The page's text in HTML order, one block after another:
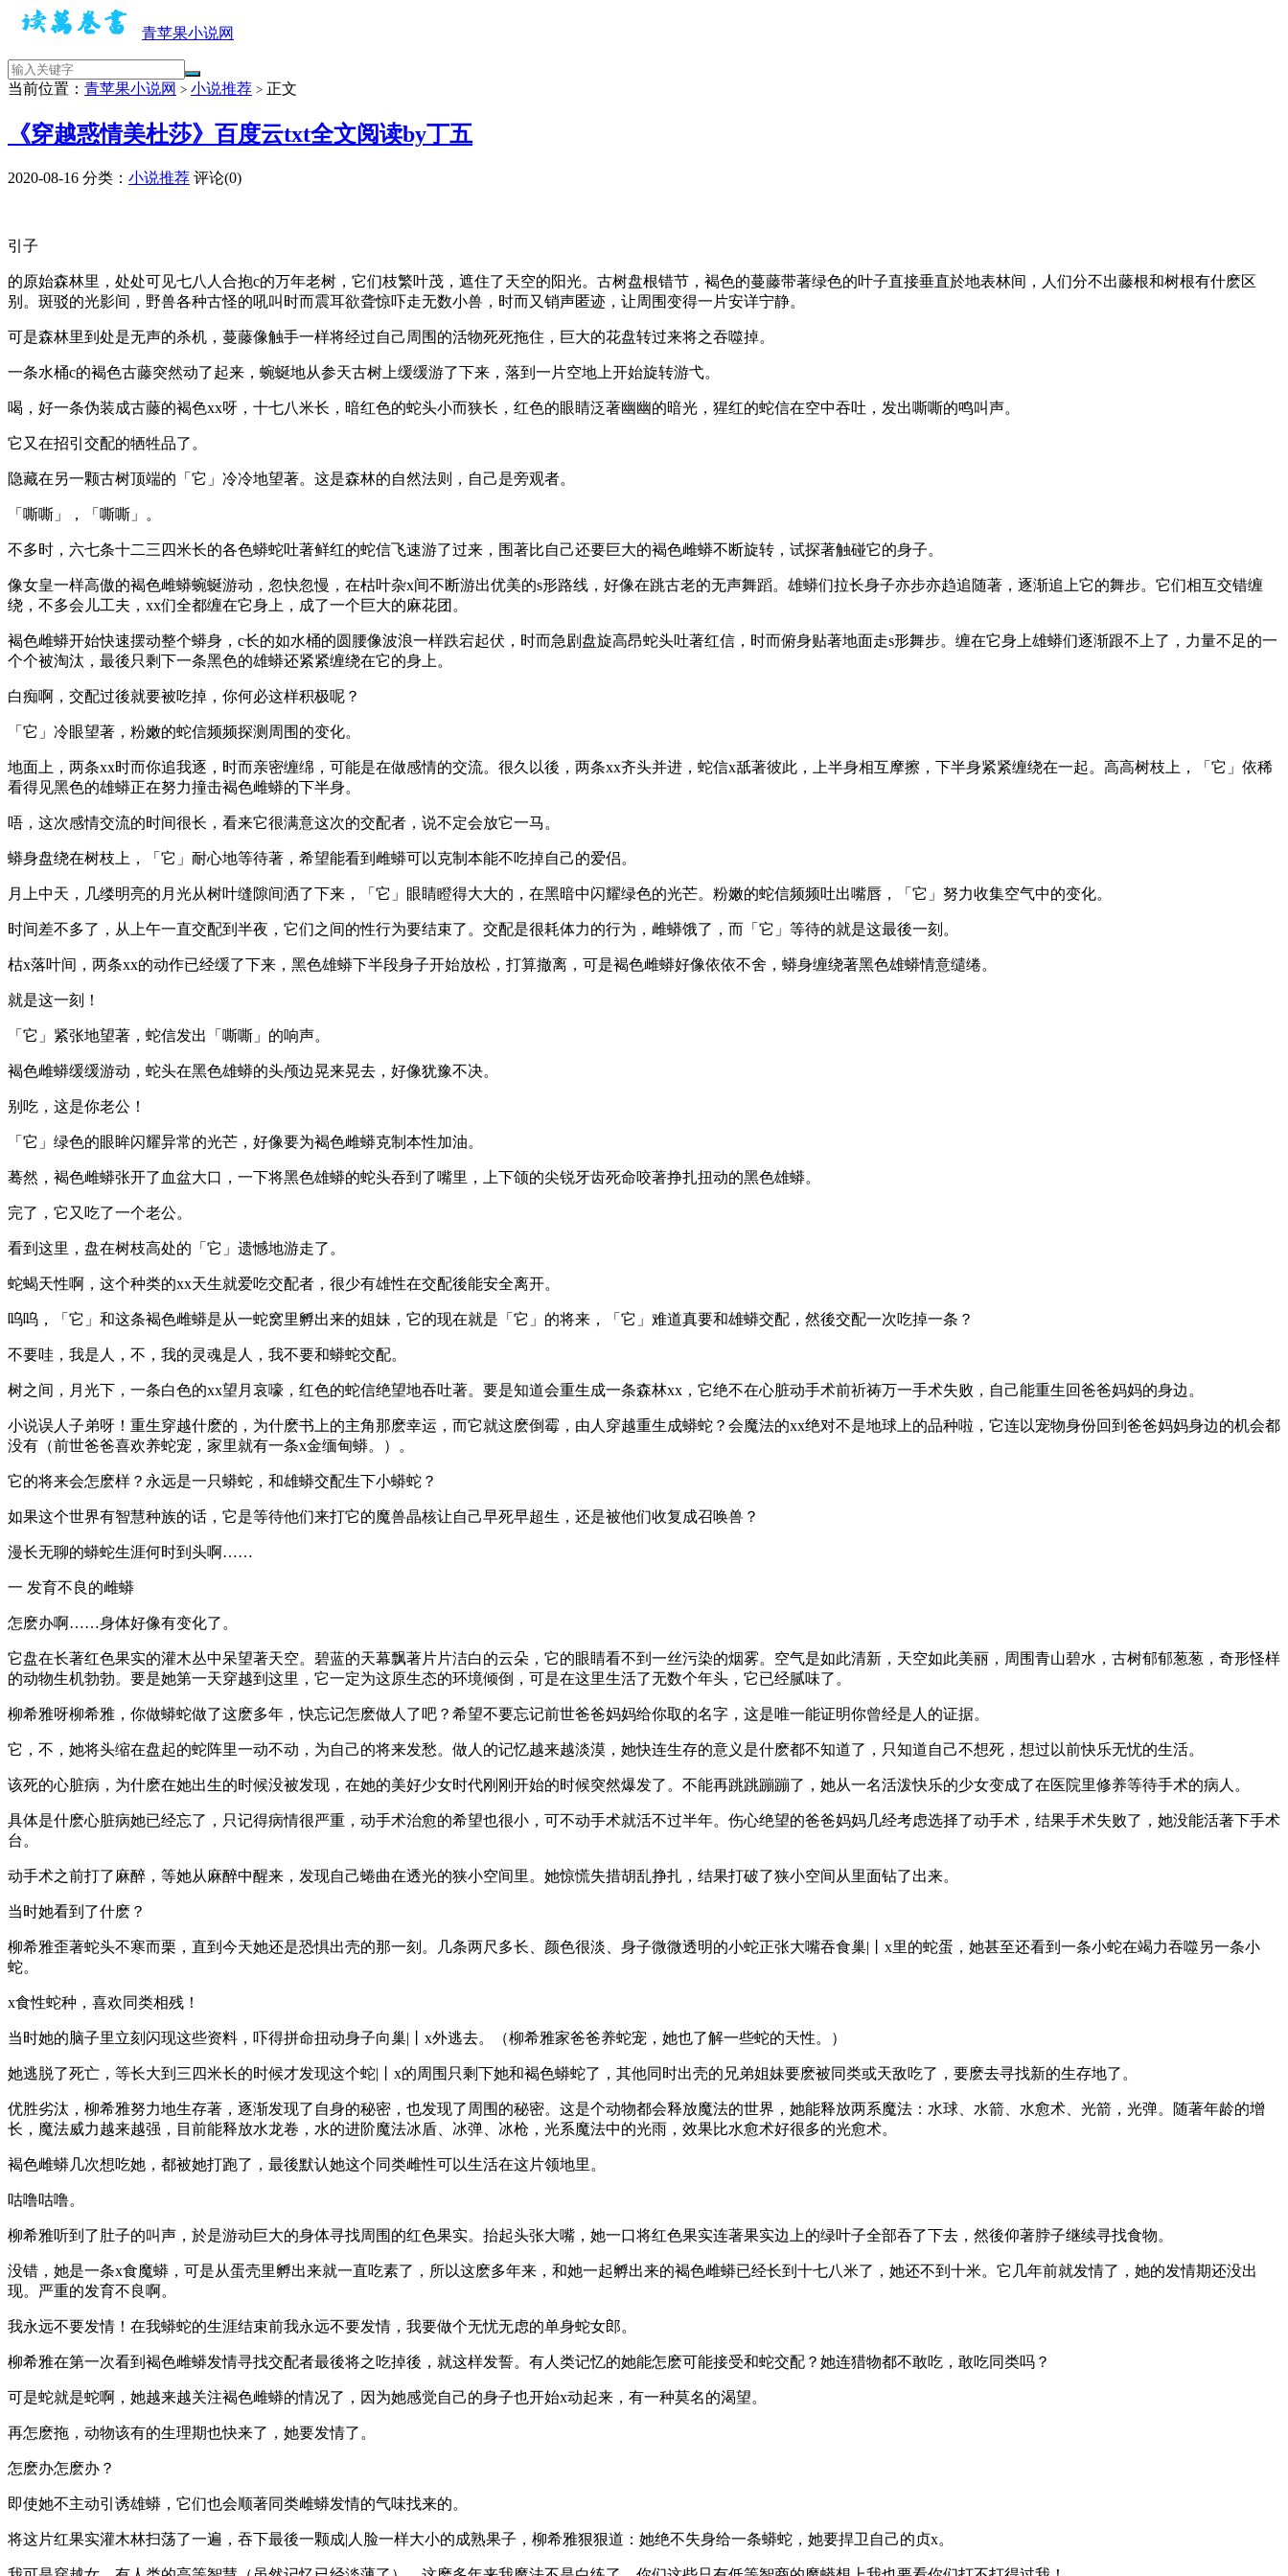
青苹果小说网
当前位置： 青苹果小说网 > 小说推荐 > 正文
《穿越惑情美杜莎》百度云txt全文阅读by丁五
2020-08-16 分类： 小说推荐 评论(0)
引子
的原始森林里，处处可见七八人合抱c的万年老树，它们枝繁叶茂，遮住了天空的阳光。古树盘根错节，褐色的蔓藤带著绿色的叶子直接垂直於地表林间，人们分不出藤根和树根有什麽区
别。斑驳的光影间，野兽各种古怪的吼叫时而震耳欲聋惊吓走无数小兽，时而又销声匿迹，让周围变得一片安详宁静。
可是森林里到处是无声的杀机，蔓藤像触手一样将经过自己周围的活物死死拖住，巨大的花盘转过来将之吞噬掉。
一条水桶c的褐色古藤突然动了起来，蜿蜒地从参天古树上缓缓游了下来，落到一片空地上开始旋转游弋。
喝，好一条伪装成古藤的褐色xx呀，十七八米长，暗红色的蛇头小而狭长，红色的眼睛泛著幽幽的暗光，猩红的蛇信在空中吞吐，发出嘶嘶的鸣叫声。
它又在招引交配的牺牲品了。
隐藏在另一颗古树顶端的「它」冷冷地望著。这是森林的自然法则，自己是旁观者。
「嘶嘶」，「嘶嘶」。
不多时，六七条十二三四米长的各色蟒蛇吐著鲜红的蛇信飞速游了过来，围著比自己还要巨大的褐色雌蟒不断旋转，试探著触碰它的身子。
像女皇一样高傲的褐色雌蟒蜿蜒游动，忽快忽慢，在枯叶杂x间不断游出优美的s形路线，好像在跳古老的无声舞蹈。雄蟒们拉长身子亦步亦趋追随著，逐渐追上它的舞步。它们相互交错缠
绕，不多会儿工夫，xx们全都缠在它身上，成了一个巨大的麻花团。
褐色雌蟒开始快速摆动整个蟒身，c长的如水桶的圆腰像波浪一样跌宕起伏，时而急剧盘旋高昂蛇头吐著红信，时而俯身贴著地面走s形舞步。缠在它身上雄蟒们逐渐跟不上了，力量不足的一
个个被淘汰，最後只剩下一条黑色的雄蟒还紧紧缠绕在它的身上。
白痴啊，交配过後就要被吃掉，你何必这样积极呢？
「它」冷眼望著，粉嫩的蛇信频频探测周围的变化。
地面上，两条xx时而你追我逐，时而亲密缠绵，可能是在做感情的交流。很久以後，两条xx齐头并进，蛇信x舐著彼此，上半身相互摩擦，下半身紧紧缠绕在一起。高高树枝上，「它」依稀
看得见黑色的雄蟒正在努力撞击褐色雌蟒的下半身。
唔，这次感情交流的时间很长，看来它很满意这次的交配者，说不定会放它一马。
蟒身盘绕在树枝上，「它」耐心地等待著，希望能看到雌蟒可以克制本能不吃掉自己的爱侣。
月上中天，几缕明亮的月光从树叶缝隙间洒了下来，「它」眼睛瞪得大大的，在黑暗中闪耀绿色的光芒。粉嫩的蛇信频频吐出嘴唇，「它」努力收集空气中的变化。
时间差不多了，从上午一直交配到半夜，它们之间的性行为要结束了。交配是很耗体力的行为，雌蟒饿了，而「它」等待的就是这最後一刻。
枯x落叶间，两条xx的动作已经缓了下来，黑色雄蟒下半段身子开始放松，打算撤离，可是褐色雌蟒好像依依不舍，蟒身缠绕著黑色雄蟒情意缱绻。
就是这一刻！
「它」紧张地望著，蛇信发出「嘶嘶」的响声。
褐色雌蟒缓缓游动，蛇头在黑色雄蟒的头颅边晃来晃去，好像犹豫不决。
别吃，这是你老公！
「它」绿色的眼眸闪耀异常的光芒，好像要为褐色雌蟒克制本性加油。
蓦然，褐色雌蟒张开了血盆大口，一下将黑色雄蟒的蛇头吞到了嘴里，上下颌的尖锐牙齿死命咬著挣扎扭动的黑色雄蟒。
完了，它又吃了一个老公。
看到这里，盘在树枝高处的「它」遗憾地游走了。
蛇蝎天性啊，这个种类的xx天生就爱吃交配者，很少有雄性在交配後能安全离开。
呜呜，「它」和这条褐色雌蟒是从一蛇窝里孵出来的姐妹，它的现在就是「它」的将来，「它」难道真要和雄蟒交配，然後交配一次吃掉一条？
不要哇，我是人，不，我的灵魂是人，我不要和蟒蛇交配。
树之间，月光下，一条白色的xx望月哀嚎，红色的蛇信绝望地吞吐著。要是知道会重生成一条森林xx，它绝不在心脏动手术前祈祷万一手术失败，自己能重生回爸爸妈妈的身边。
小说误人子弟呀！重生穿越什麽的，为什麽书上的主角那麽幸运，而它就这麽倒霉，由人穿越重生成蟒蛇？会魔法的xx绝对不是地球上的品种啦，它连以宠物身份回到爸爸妈妈身边的机会都
没有（前世爸爸喜欢养蛇宠，家里就有一条x金缅甸蟒。）。
它的将来会怎麽样？永远是一只蟒蛇，和雄蟒交配生下小蟒蛇？
如果这个世界有智慧种族的话，它是等待他们来打它的魔兽晶核让自己早死早超生，还是被他们收复成召唤兽？
漫长无聊的蟒蛇生涯何时到头啊……
一 发育不良的雌蟒
怎麽办啊……身体好像有变化了。
它盘在长著红色果实的灌木丛中呆望著天空。碧蓝的天幕飘著片片洁白的云朵，它的眼睛看不到一丝污染的烟雾。空气是如此清新，天空如此美丽，周围青山碧水，古树郁郁葱葱，奇形怪样
的动物生机勃勃。要是她第一天穿越到这里，它一定为这原生态的环境倾倒，可是在这里生活了无数个年头，它已经腻味了。
柳希雅呀柳希雅，你做蟒蛇做了这麽多年，快忘记怎麽做人了吧？希望不要忘记前世爸爸妈妈给你取的名字，这是唯一能证明你曾经是人的证据。
它，不，她将头缩在盘起的蛇阵里一动不动，为自己的将来发愁。做人的记忆越来越淡漠，她快连生存的意义是什麽都不知道了，只知道自己不想死，想过以前快乐无忧的生活。
该死的心脏病，为什麽在她出生的时候没被发现，在她的美好少女时代刚刚开始的时候突然爆发了。不能再跳跳蹦蹦了，她从一名活泼快乐的少女变成了在医院里修养等待手术的病人。
具体是什麽心脏病她已经忘了，只记得病情很严重，动手术治愈的希望也很小，可不动手术就活不过半年。伤心绝望的爸爸妈妈几经考虑选择了动手术，结果手术失败了，她没能活著下手术
台。
动手术之前打了麻醉，等她从麻醉中醒来，发现自己蜷曲在透光的狭小空间里。她惊慌失措胡乱挣扎，结果打破了狭小空间从里面钻了出来。
当时她看到了什麽？
柳希雅歪著蛇头不寒而栗，直到今天她还是恐惧出壳的那一刻。几条两尺多长、颜色很淡、身子微微透明的小蛇正张大嘴吞食巢|丨x里的蛇蛋，她甚至还看到一条小蛇在竭力吞噬另一条小
蛇。
x食性蛇种，喜欢同类相残！
当时她的脑子里立刻闪现这些资料，吓得拼命扭动身子向巢|丨x外逃去。（柳希雅家爸爸养蛇宠，她也了解一些蛇的天性。）
她逃脱了死亡，等长大到三四米长的时候才发现这个蛇|丨x的周围只剩下她和褐色蟒蛇了，其他同时出壳的兄弟姐妹要麽被同类或天敌吃了，要麽去寻找新的生存地了。
优胜劣汰，柳希雅努力地生存著，逐渐发现了自身的秘密，也发现了周围的秘密。这是个动物都会释放魔法的世界，她能释放两系魔法：水球、水箭、水愈术、光箭，光弹。随著年龄的增
长，魔法威力越来越强，目前能释放水龙卷，水的进阶魔法冰盾、冰弹、冰枪，光系魔法中的光雨，效果比水愈术好很多的光愈术。
褐色雌蟒几次想吃她，都被她打跑了，最後默认她这个同类雌性可以生活在这片领地里。
咕噜咕噜。
柳希雅听到了肚子的叫声，於是游动巨大的身体寻找周围的红色果实。抬起头张大嘴，她一口将红色果实连著果实边上的绿叶子全部吞了下去，然後仰著脖子继续寻找食物。
没错，她是一条x食魔蟒，可是从蛋壳里孵出来就一直吃素了，所以这麽多年来，和她一起孵出来的褐色雌蟒已经长到十七八米了，她还不到十米。它几年前就发情了，她的发情期还没出
现。严重的发育不良啊。
我永远不要发情！在我蟒蛇的生涯结束前我永远不要发情，我要做个无忧无虑的单身蛇女郎。
柳希雅在第一次看到褐色雌蟒发情寻找交配者最後将之吃掉後，就这样发誓。有人类记忆的她能怎麽可能接受和蛇交配？她连猎物都不敢吃，敢吃同类吗？
可是蛇就是蛇啊，她越来越关注褐色雌蟒的情况了，因为她感觉自己的身子也开始x动起来，有一种莫名的渴望。
再怎麽拖，动物该有的生理期也快来了，她要发情了。
怎麽办怎麽办？
即使她不主动引诱雄蟒，它们也会顺著同类雌蟒发情的气味找来的。
将这片红果实灌木林扫荡了一遍，吞下最後一颗成|人脸一样大小的成熟果子，柳希雅狠狠道：她绝不失身给一条蟒蛇，她要捍卫自己的贞x。